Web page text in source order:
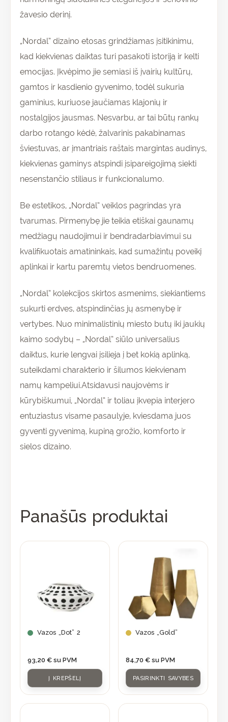
žavesio derinį.
„Nordal” dizaino etosas grindžiamas įsitikinimu,
kad kiekvienas daiktas turi pasakoti istoriją ir kelti
emocijas. Įkvėpimo jie semiasi iš įvairių kultūrų,
gamtos ir kasdienio gyvenimo, todėl sukuria
gaminius, kuriuose jaučiamas klajonių ir
nostalgijos jausmas. Nesvarbu, ar tai būtų rankų
darbo rotango kėdė, žalvarinis pakabinamas
šviestuvas, ar įmantriais raštais margintas audinys,
kiekvienas gaminys atspindi įsipareigojimą siekti
nesenstančio stiliaus ir funkcionalumo.
Be estetikos, „Nordal” veiklos pagrindas yra
tvarumas. Pirmenybę jie teikia etiškai gaunamų
medžiagų naudojimui ir bendradarbiavimui su
kvalifikuotais amatininkais, kad sumažintų poveikį
aplinkai ir kartu paremtų vietos bendruomenes.
„Nordal” kolekcijos skirtos asmenims, siekiantiems
sukurti erdves, atspindinčias jų asmenybę ir
vertybes. Nuo minimalistinių miesto butų iki jaukių
kaimo sodybų – „Nordal” siūlo universalius
daiktus, kurie lengvai įsilieja į bet kokią aplinką,
suteikdami charakterio ir šilumos kiekvienam
namų kampeliui.Atsidavusi naujovėms ir
kūrybiškumui, „Nordal” ir toliau įkvepia interjero
entuziastus visame pasaulyje, kviesdama juos
gyventi gyvenimą, kupiną grožio, komforto ir
sielos dizaino.
Panašūs produktai
Vazos „Dot” 2
93,20 € su PVM
Į KREPŠELĮ
Vazos „Gold”
84,70 € su PVM
PASIRINKTI SAVYBES
multiple
variants.
The
options
may
chosen
on
the
product
page